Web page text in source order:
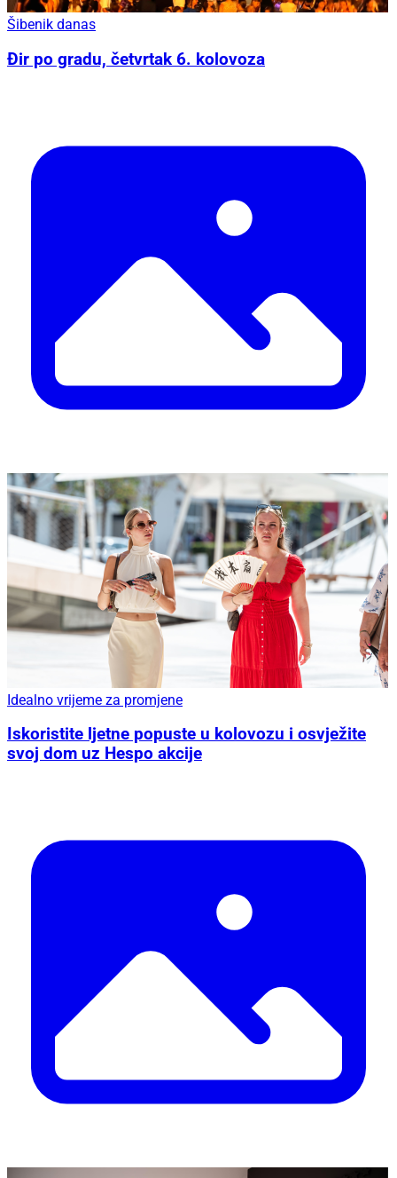
Šibenik danas
Đir po gradu, četvrtak 6. kolovoza
Idealno vrijeme za promjene
Iskoristite ljetne popuste u kolovozu i osvježite
svoj dom uz Hespo akcije